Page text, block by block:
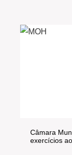
Câmara
exercícios